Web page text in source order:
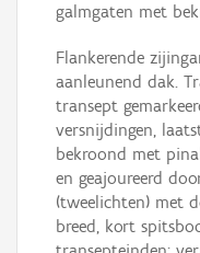
galmgaten met
Flankerende
aanleunend dak.
transept
versnijdingen,
bekroond met
en geajoureerd
(tweelichten) met
breed, kort